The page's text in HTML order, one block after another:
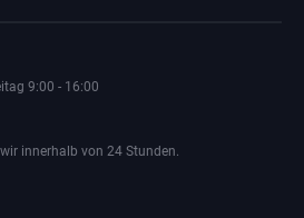
9:00 - 16:00
innerhalb von 24 Stunden.